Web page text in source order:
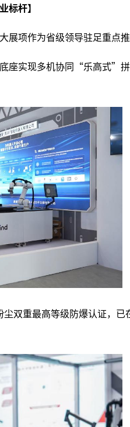
标杆】
项作为省级领导驻足重点推
座实现多机协同“乐高式”
双重最高等级防爆认证，已